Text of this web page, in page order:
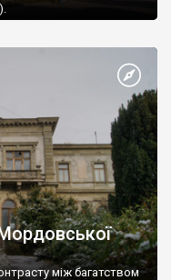
між багатством